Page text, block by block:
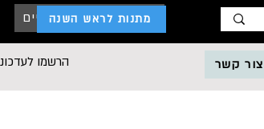
כניסת לקוחות עסקיים
מתנות לראש השנה
הרשמו צור קשר